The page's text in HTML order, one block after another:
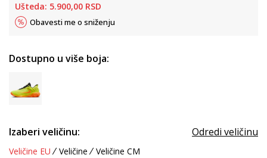
Ušteda: 5.900,00 RSD
Obavesti me o sniženju
Dostupno u više boja:
Izaberi veličinu: Odredi veličinu
Veličine EU Veličine Veličine CM